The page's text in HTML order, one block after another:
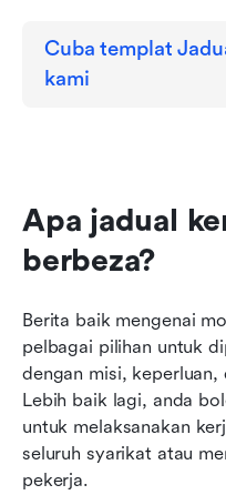
Cuba templat
kami
Apa jadual
berbeza?
Berita baik mengenai
pelbagai pilihan untuk
dengan misi,
Lebih baik lagi, anda
untuk melaksanakan
seluruh syarikat atau
pekerja.